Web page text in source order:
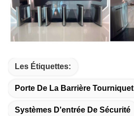
Les Étiquettes:
Porte De La Barrière Tourniquet
Systèmes D'entrée De Sécurité